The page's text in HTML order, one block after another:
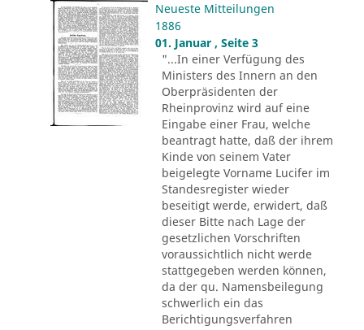
Neueste Mitteilungen
1886
01. Januar , Seite 3
"...In einer Verfügung des
Ministers des Innern an den
Oberpräsidenten der
Rheinprovinz wird auf eine
Eingabe einer Frau, welche
beantragt hatte, daß der ihrem
Kinde von seinem Vater
beigelegte Vorname Lucifer im
Standesregister wieder
beseitigt werde, erwidert, daß
dieser Bitte nach Lage der
gesetzlichen Vorschriften
voraussichtlich nicht werde
stattgegeben werden können,
da der qu. Namensbeilegung
schwerlich ein das
Berichtigungsverfahren